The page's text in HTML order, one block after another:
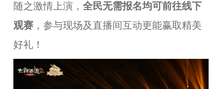
随之激情上演， 全民无需报名均可前往线下
观赛，参与现场及直播间互动更能赢取精美
好礼！